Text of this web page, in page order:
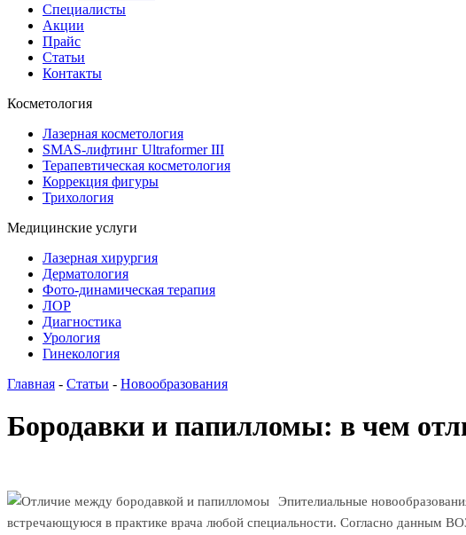
Специалисты
Акции
Прайс
Статьи
Контакты
Косметология
Лазерная косметология
SMAS-лифтинг Ultraformer III
Терапевтическая косметология
Коррекция фигуры
Трихология
Медицинские услуги
Лазерная хирургия
Дерматология
Фото-динамическая терапия
ЛОР
Диагностика
Урология
Гинекология
Главная - Статьи - Новообразования
Бородавки и папилломы: в чем
Эпителиальные
встречающуюся в практике врача любой специальности. Согласно данным